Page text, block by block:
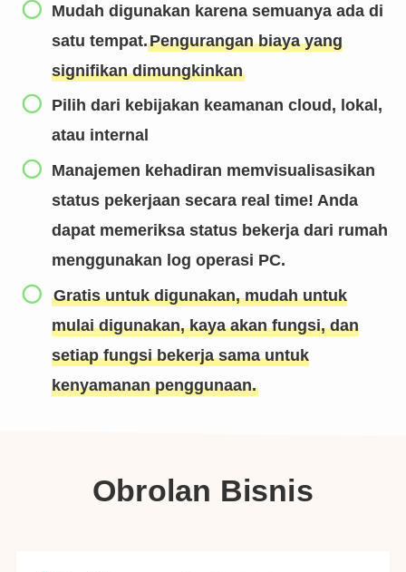
Mudah digunakan karena semuanya ada di
satu tempat.Pengurangan biaya yang
signifikan dimungkinkan
Pilih dari kebijakan keamanan cloud, lokal,
atau internal
Manajemen kehadiran memvisualisasikan
status pekerjaan secara real time! Anda
dapat memeriksa status bekerja dari rumah
menggunakan log operasi PC.
Gratis untuk digunakan, mudah untuk
mulai digunakan, kaya akan fungsi, dan
setiap fungsi bekerja sama untuk
kenyamanan penggunaan.
Obrolan Bisnis